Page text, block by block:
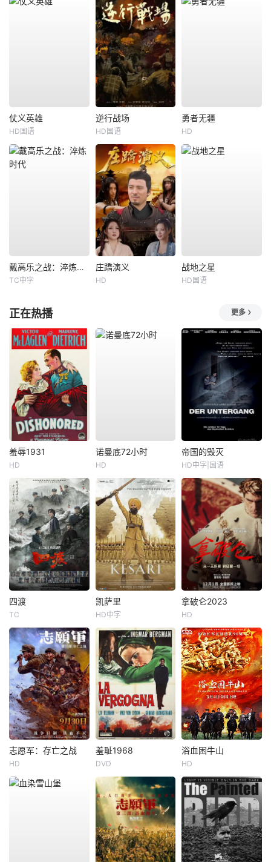
仗义英雄
HD国语
逆行战场
HD国语
勇者无疆
HD
戴高乐之战：淬炼时代
TC中字
庄蹻演义
HD
战地之星
HD国语
正在热播 更多
羞辱1931
HD
诺曼底72小时
HD
帝国的毁灭
HD中字|国语
四渡
TC
凯萨里
HD中字
拿破仑2023
HD
志愿军：存亡之战
HD
羞耻1968
DVD
浴血困牛山
HD